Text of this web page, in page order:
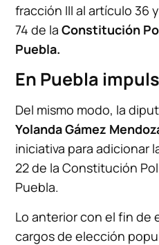
fracción III al artículo 36
74 de laConstitución
Puebla.
En Puebla
Del mismo modo, la
Yolanda Gámez
iniciativa para adicionar
22 de la Constitución
Puebla.
Lo anterior con el fin de
cargos de elección